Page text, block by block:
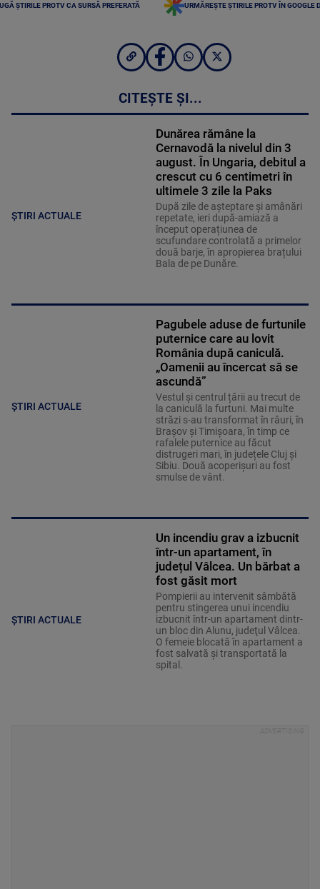
ȘTIRILE PROTV CA SURSĂ PREFERATĂ URMĂREȘTE ȘTIRILE PROTV ÎN GOOGLE
CITEȘTE ȘI...
ȘTIRI ACTUALE
Dunărea rămâne la
Cernavodă la nivelul din 3
august. În Ungaria, debitul a
crescut cu 6 centimetri în
ultimele 3 zile la Paks
După zile de așteptare și amânări
repetate, ieri după-amiază a
început operațiunea de
scufundare controlată a primelor
două barje, în apropierea brațului
Bala de pe Dunăre.
ȘTIRI ACTUALE
Pagubele aduse de furtunile
puternice care au lovit
România după caniculă.
„Oamenii au încercat să se
ascundă”
Vestul și centrul țării au trecut de
la caniculă la furtuni. Mai multe
străzi s-au transformat în râuri, în
Brașov și Timișoara, în timp ce
rafalele puternice au făcut
distrugeri mari, în județele Cluj și
Sibiu. Două acoperișuri au fost
smulse de vânt.
ȘTIRI ACTUALE
Un incendiu grav a izbucnit
într-un apartament, în
județul Vâlcea. Un bărbat a
fost găsit mort
Pompierii au intervenit sâmbătă
pentru stingerea unui incendiu
izbucnit într-un apartament dintr-
un bloc din Alunu, judeţul Vâlcea.
O femeie blocată în apartament a
fost salvată şi transportată la
spital.